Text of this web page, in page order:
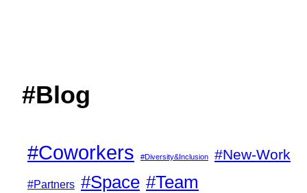
#Blog
#Coworkers #Diversity&Inclusion #New-Work
#Partners #Space #Team